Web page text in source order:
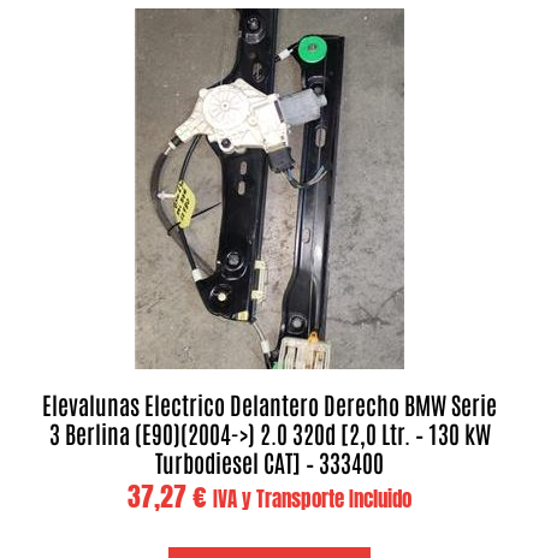
Elevalunas Electrico Delantero Derecho BMW Serie
3 Berlina (E90)(2004->) 2.0 320d [2,0 Ltr. – 130 kW
Turbodiesel CAT] – 333400
37,27€ IVA y Transporte Incluido